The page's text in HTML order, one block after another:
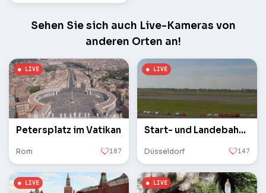
Sehen Sie sich auch Live-Kameras von
anderen Orten an!
Petersplatz im Vatikan
Rom 187
Start- und Landebahn des Flughafens
Düsseldorf 147